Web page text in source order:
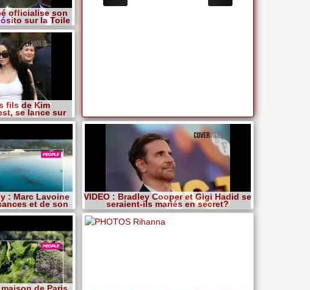
officialise son
sur la Toile
fils de Kim
se lance sur
: Marc Lavoine
et de son
voyage
VIDEO : Bradley Cooper et Gigi Hadid se
seraient-ils mariés en secret?